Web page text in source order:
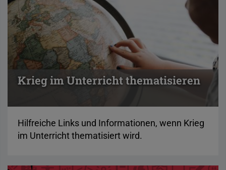
Krieg im Unterricht thematisieren
Hilfreiche Links und Informationen, wenn Krieg
im Unterricht thematisiert wird.